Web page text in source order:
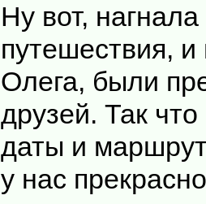
Ну вот,
путешествия,
Олега, были
друзей. Так
даты и
у нас